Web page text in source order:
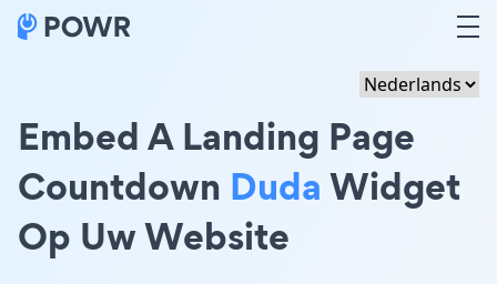
Embed A Landing Page
Countdown DudaWidget
Op Uw Website